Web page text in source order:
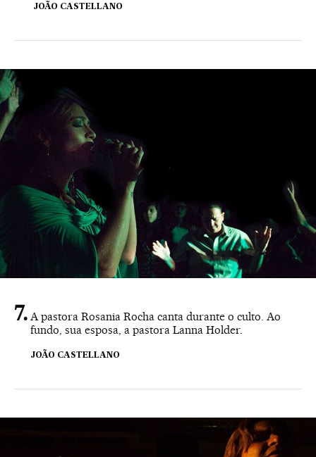
JOÃO CASTELLANO
A pastora Rosania Rocha canta durante o culto. Ao
fundo, sua esposa, a pastora Lanna Holder.
JOÃO CASTELLANO